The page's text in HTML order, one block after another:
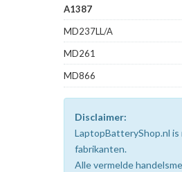
A1387
MD237LL/A
MD261
MD866
Disclaimer:
LaptopBatteryShop.nl
fabrikanten.
Alle vermelde